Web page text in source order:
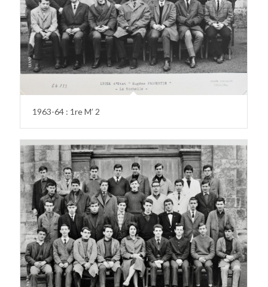
1963-64 : 1re M’ 2